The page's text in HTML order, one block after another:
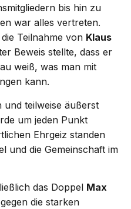
bis hin zu
war alles vertreten.
Teilnahme von Klaus
Beweis stellte, dass er
weiß, was man mit
kann.
teilweise äußerst
um jeden Punkt
Ehrgeiz standen
und die Gemeinschaft im
das Doppel Max
gegen die starken